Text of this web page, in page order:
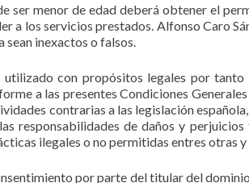
ser menor de edad deberá obtener el
a los servicios prestados. Alfonso Caro
sean inexactos o falsos.
utilizado con propósitos legales por
a las presentes Condiciones
contrarias a las legislación
responsabilidades de daños y
ilegales o no permitidas entres otras
por parte del titular del